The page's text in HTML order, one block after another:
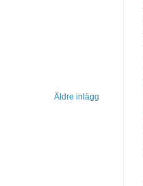
Äldre inlägg